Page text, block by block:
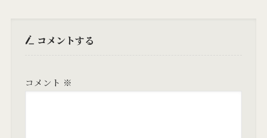
コメントする
コメント ※